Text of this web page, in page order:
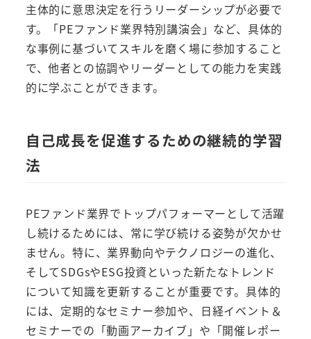
主体的に意思決定を行うリーダーシップが必要で
す。「PEファンド業界特別講演会」など、具体的
な事例に基づいてスキルを磨く場に参加すること
で、他者との協調やリーダーとしての能力を実践
的に学ぶことができます。
自己成長を促進するための継続的学習
法
PEファンド業界でトップパフォーマーとして活躍
し続けるためには、常に学び続ける姿勢が欠かせ
ません。特に、業界動向やテクノロジーの進化、
そしてSDGsやESG投資といった新たなトレンド
について知識を更新することが重要です。具体的
には、定期的なセミナー参加や、日経イベント＆
セミナーでの「動画アーカイブ」や「開催レポー